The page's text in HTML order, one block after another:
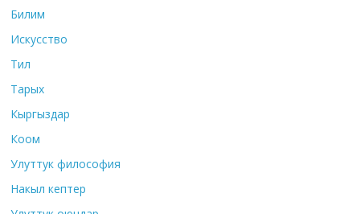
Билим
Искусство
Тил
Тарых
Кыргыздар
Коом
Улуттук философия
Накыл кептер